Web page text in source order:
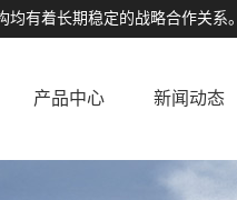
有着长期稳定的战略合作关系。
产品中心 新闻动态